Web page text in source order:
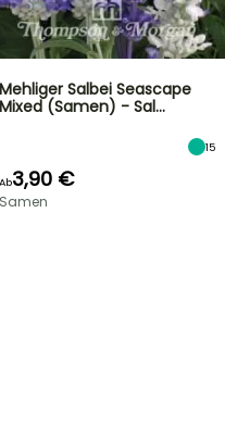
Mehliger Salbei Seascape
Mixed (Samen) - Sal…
15
Ab3,90 €
Samen